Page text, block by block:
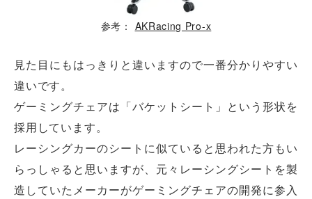
参考： AKRacing Pro-x
見た目にもはっきりと違いますので一番分かりやすい
違いです。
ゲーミングチェアは「バケットシート」という形状を
採用しています。
レーシングカーのシートに似ていると思われた方もい
らっしゃると思いますが、元々レーシングシートを製
造していたメーカーがゲーミングチェアの開発に参入